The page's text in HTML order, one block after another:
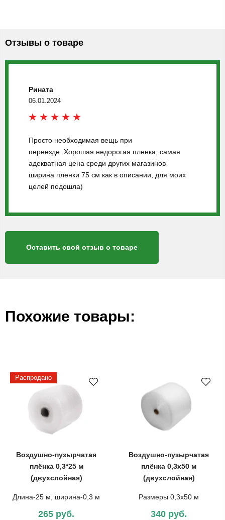
Отзывы о товаре
Рината
06.01.2024
Просто необходимая вещь при
переезде. Хорошая недорогая пленка, самая
адекватная цена среди других магазинов
ширина пленки 75 см как в описании, для моих
целей подошла)
Оставить свой отзыв о товаре
Похожие товары:
Распродано
Воздушно-пузырчатая
плёнка 0,3*25 м
(двухслойная)
Длина-25 м, ширина-0,3 м
265 руб.
Воздушно-пузырчатая
плёнка 0,3х50 м
(двухслойная)
Размеры 0,3х50 м
340 руб.